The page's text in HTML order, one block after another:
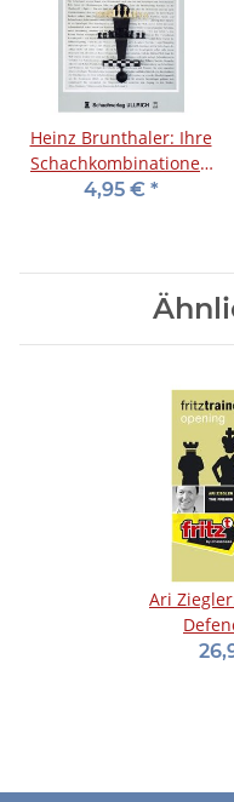
Heinz Brunthaler: Ihre
Schachkombinationen
für 2010
4,95 € *
Ari